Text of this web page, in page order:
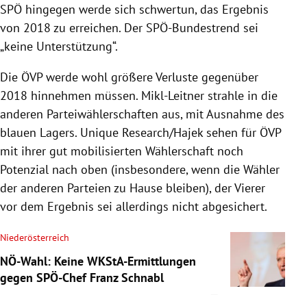
SPÖ hingegen werde sich schwertun, das Ergebnis
von 2018 zu erreichen. Der SPÖ-Bundestrend sei
„keine Unterstützung“.
Die ÖVP werde wohl größere Verluste gegenüber
2018 hinnehmen müssen. Mikl-Leitner strahle in die
anderen Parteiwählerschaften aus, mit Ausnahme des
blauen Lagers. Unique Research/Hajek sehen für ÖVP
mit ihrer gut mobilisierten Wählerschaft noch
Potenzial nach oben (insbesondere, wenn die Wähler
der anderen Parteien zu Hause bleiben), der Vierer
vor dem Ergebnis sei allerdings nicht abgesichert.
Niederösterreich
NÖ-Wahl: Keine WKStA-Ermittlungen
gegen SPÖ-Chef Franz Schnabl